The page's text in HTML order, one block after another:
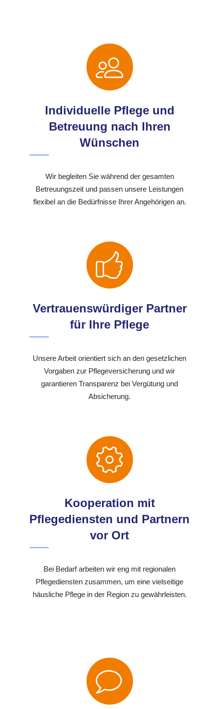
Individuelle Pflege und
Betreuung nach Ihren
Wünschen
Wir begleiten Sie während der gesamten
Betreuungszeit und passen unsere Leistungen
flexibel an die Bedürfnisse Ihrer Angehörigen an.
Vertrauenswürdiger Partner
für Ihre Pflege
Unsere Arbeit orientiert sich an den gesetzlichen
Vorgaben zur Pflegeversicherung und wir
garantieren Transparenz bei Vergütung und
Absicherung.
Kooperation mit
Pflegediensten und Partnern
vor Ort
Bei Bedarf arbeiten wir eng mit regionalen
Pflegediensten zusammen, um eine vielseitige
häusliche Pflege in der Region zu gewährleisten.